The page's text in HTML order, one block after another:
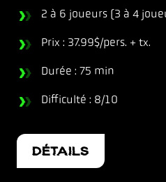
2 à 6 joueurs (3 à 4
Prix : 37.99$/pers. + tx.
Durée : 75 min
Difficulté : 8/10
DÉTAILS